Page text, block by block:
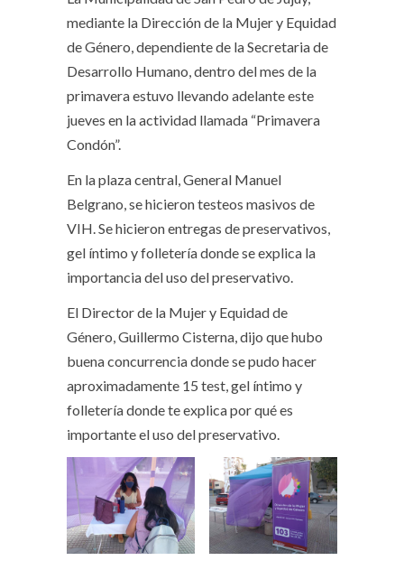
mediante la Dirección de la Mujer y Equidad
de Género, dependiente de la Secretaria de
Desarrollo Humano, dentro del mes de la
primavera estuvo llevando adelante este
jueves en la actividad llamada “Primavera
Condón”.
En la plaza central, General Manuel
Belgrano, se hicieron testeos masivos de
VIH. Se hicieron entregas de preservativos,
gel íntimo y folletería donde se explica la
importancia del uso del preservativo.
El Director de la Mujer y Equidad de
Género, Guillermo Cisterna, dijo que hubo
buena concurrencia donde se pudo hacer
aproximadamente 15 test, gel íntimo y
folletería donde te explica por qué es
importante el uso del preservativo.